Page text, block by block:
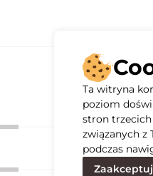
Ta witryna
poziom
stron trzecich
związanych z
podczas